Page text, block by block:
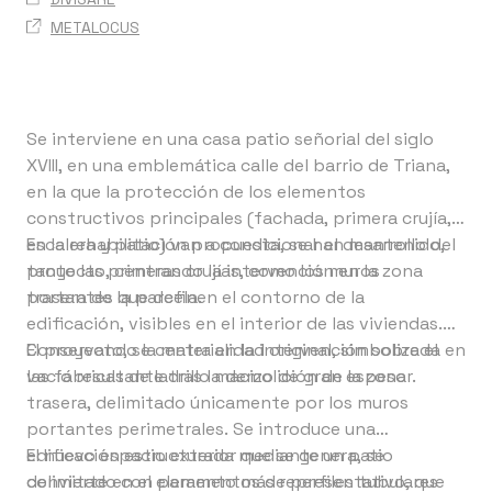
METALOCUS
Se interviene en una casa patio señorial del siglo
XVIII, en una emblemática calle del barrio de Triana,
en la que la protección de los elementos
constructivos principales (fachada, primera crujía,
escalera y patio) van a condicionar el desarrollo del
proyecto, centrando la intervención en la zona
trasera de la parcela.
En la rehabilitación propuesta, se han mantenido,
tanto las primeras crujías, como los muros
portantes que definen el contorno de la
edificación, visibles en el interior de las viviendas.
Conservando la materialidad original, simbolizada en
las fábricas de ladrillo macizo de gran espesor.
El proyecto, se centra en la intervención sobre el
vacío resultante tras la demolición de la zona
trasera, delimitado únicamente por los muros
portantes perimetrales. Se introduce una
edificación estructurada mediante un patio
delimitado con paramentos de perfiles tubulares
El nuevo espacio exterior que se genera, se
convierte en el elemento más representativo, que